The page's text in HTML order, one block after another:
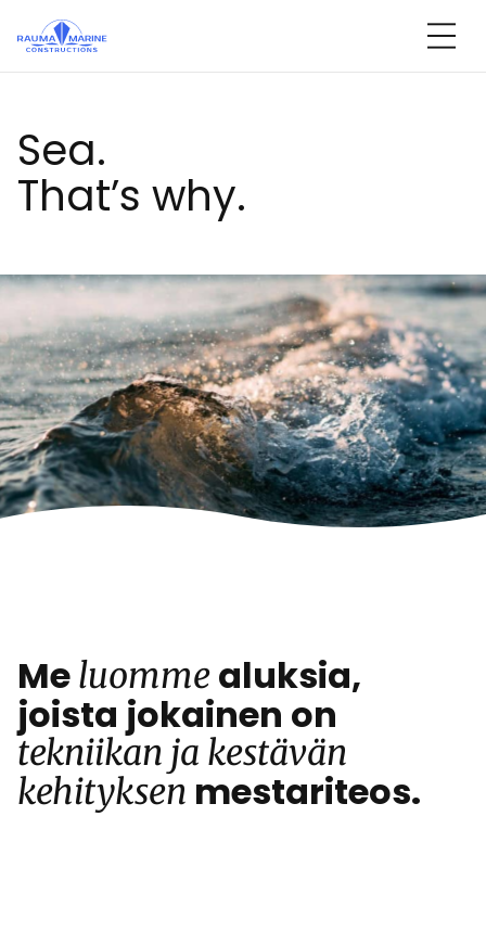
sisältöön
Sea.
That’s why.
Me luomme aluksia,
joista jokainen on
tekniikan ja kestävän
kehityksen mestariteos.